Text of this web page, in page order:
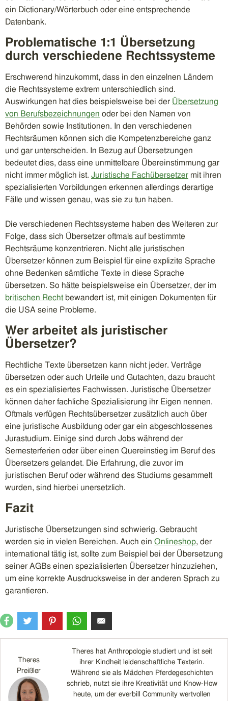
ein Dictionary/Wörterbuch oder eine entsprechende
Datenbank.
Problematische 1:1 Übersetzung
durch verschiedene Rechtssysteme
Erschwerend hinzukommt, dass in den einzelnen Ländern
die Rechtssysteme extrem unterschiedlich sind.
Auswirkungen hat dies beispielsweise bei der Übersetzung
von Berufsbezeichnungen oder bei den Namen von
Behörden sowie Institutionen. In den verschiedenen
Rechtsräumen können sich die Kompetenzbereiche ganz
und gar unterscheiden. In Bezug auf Übersetzungen
bedeutet dies, dass eine unmittelbare Übereinstimmung gar
nicht immer möglich ist. Juristische Fachübersetzer mit ihren
spezialisierten Vorbildungen erkennen allerdings derartige
Fälle und wissen genau, was sie zu tun haben.
Die verschiedenen Rechtssysteme haben des Weiteren zur
Folge, dass sich Übersetzer oftmals auf bestimmte
Rechtsräume konzentrieren. Nicht alle juristischen
Übersetzer können zum Beispiel für eine explizite Sprache
ohne Bedenken sämtliche Texte in diese Sprache
übersetzen. So hätte beispielsweise ein Übersetzer, der im
britischen Recht bewandert ist, mit einigen Dokumenten für
die USA seine Probleme.
Wer arbeitet als juristischer
Übersetzer?
Rechtliche Texte übersetzen kann nicht jeder. Verträge
übersetzen oder auch Urteile und Gutachten, dazu braucht
es ein spezialisiertes Fachwissen. Juristische Übersetzer
können daher fachliche Spezialisierung ihr Eigen nennen.
Oftmals verfügen Rechtsübersetzer zusätzlich auch über
eine juristische Ausbildung oder gar ein abgeschlossenes
Jurastudium. Einige sind durch Jobs während der
Semesterferien oder über einen Quereinstieg im Beruf des
Übersetzers gelandet. Die Erfahrung, die zuvor im
juristischen Beruf oder während des Studiums gesammelt
wurden, sind hierbei unersetzlich.
Fazit
Juristische Übersetzungen sind schwierig. Gebraucht
werden sie in vielen Bereichen. Auch ein Onlineshop, der
international tätig ist, sollte zum Beispiel bei der Übersetzung
seiner AGBs einen spezialisierten Übersetzer hinzuziehen,
um eine korrekte Ausdrucksweise in der anderen Sprach zu
garantieren.
Theres
Preißler
Theres hat Anthropologie studiert und ist seit
ihrer Kindheit leidenschaftliche Texterin.
Während sie als Mädchen Pferdegeschichten
schrieb, nutzt sie ihre Kreativität und Know-How
heute, um der everbill Community wertvollen